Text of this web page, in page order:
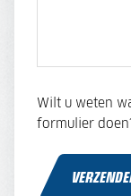
Wilt u weten
formulier